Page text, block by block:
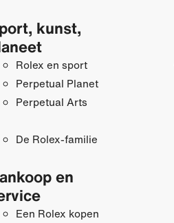
kunst,
Rolex en sport
Perpetual Planet
Perpetual Arts
De Rolex-familie
en
Een Rolex kopen